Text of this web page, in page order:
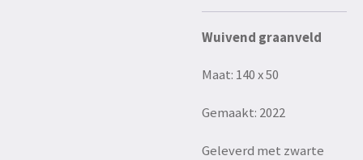
Wuivend graanveld
Maat: 140 x 50
Gemaakt: 2022
Geleverd met zwarte